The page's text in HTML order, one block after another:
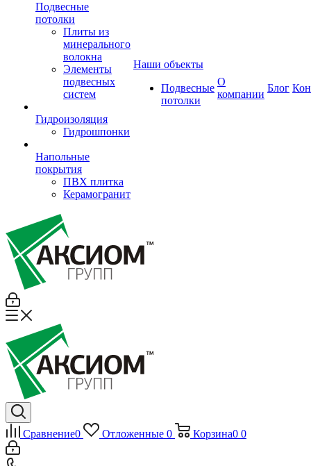
Подвесные
потолки
Плиты из
минерального
волокна
Элементы
подвесных
систем
Гидроизоляция
Гидрошпонки
Напольные
покрытия
ПВХ плитка
Керамогранит
Наши объекты
Подвесные
потолки
О
компании
Блог
Сравнение0 Отложенные 0 Корзина0 0